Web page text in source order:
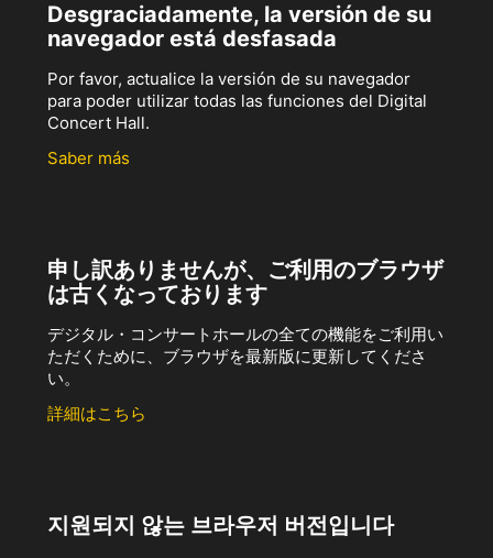
Desgraciadamente, la versión de su
navegador está desfasada
Por favor, actualice la versión de su navegador
para poder utilizar todas las funciones del Digital
Concert Hall.
Saber más
申し訳ありませんが、ご利用のブラウザ
は古くなっております
デジタル・コンサートホールの全ての機能をご利用い
ただくために、ブラウザを最新版に更新してくださ
い。
詳細はこちら
지원되지 않는 브라우저 버전입니다